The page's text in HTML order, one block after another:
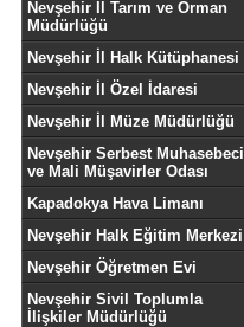
Nevşehir İl Tarım ve Orman
Müdürlüğü
Nevşehir İl Halk Kütüphanesi
Nevşehir İl Özel İdaresi
Nevşehir İl Müze Müdürlüğü
Nevşehir Serbest Muhasebeci
ve Mali Müşavirler Odası
Kapadokya Hava Limanı
Nevşehir Halk Eğitim Merkezi
Nevşehir Öğretmen Evi
Nevşehir Sivil Toplumla
İlişkiler Müdürlüğü